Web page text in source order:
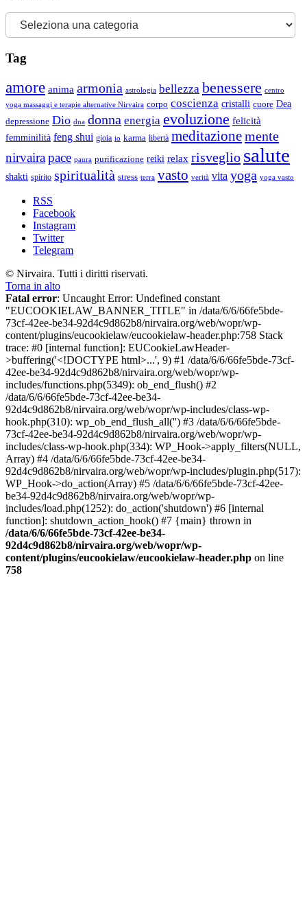
Categorie
Tag
amore anima armonia astrologia bellezza benessere centro
yoga massaggi e terapie alternative Nirvaira corpo coscienza cristalli cuore Dea
depressione Dio dna donna energia evoluzione felicità
femminilità feng shui gioia io karma libertà meditazionemente
nirvairapace paura purificazione reiki relax risveglio salute
shakti spirito spiritualità stress terra vasto verità vita yoga yoga vasto
RSS
Facebook
Instagram
Twitter
Telegram
© Nirvaira. Tutti i diritti riservati.
Torna in alto
Fatal error: Uncaught Error: Undefined constant
"EUCOOKIELAW_BANNER_TITLE" in /data/6/6/66fe5bde-
73cf-42ee-be34-92d4c9d862b8/nirvaira.org/web/wopr/wp-
content/plugins/eucookielaw/eucookielaw-header.php:758 Stack
trace: #0 [internal function]: EUCookieLawHeader-
>buffering('<!DOCTYPE html>...', 9) #1 /data/6/6/66fe5bde-73cf-
42ee-be34-92d4c9d862b8/nirvaira.org/web/wopr/wp-
includes/functions.php(5349): ob_end_flush() #2
/data/6/6/66fe5bde-73cf-42ee-be34-
92d4c9d862b8/nirvaira.org/web/wopr/wp-includes/class-wp-
hook.php(310): wp_ob_end_flush_all('') #3 /data/6/6/66fe5bde-
73cf-42ee-be34-92d4c9d862b8/nirvaira.org/web/wopr/wp-
includes/class-wp-hook.php(334): WP_Hook->apply_filters(NULL,
Array) #4 /data/6/6/66fe5bde-73cf-42ee-be34-
92d4c9d862b8/nirvaira.org/web/wopr/wp-includes/plugin.php(517):
WP_Hook->do_action(Array) #5 /data/6/6/66fe5bde-73cf-42ee-
be34-92d4c9d862b8/nirvaira.org/web/wopr/wp-
includes/load.php(1252): do_action('shutdown') #6 [internal
function]: shutdown_action_hook() #7 {main} thrown in
/data/6/6/66fe5bde-73cf-42ee-be34-
92d4c9d862b8/nirvaira.org/web/wopr/wp-
content/plugins/eucookielaw/eucookielaw-header.php on line
758